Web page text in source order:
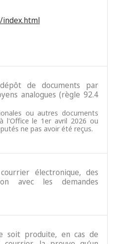
de documents par
analogues (règle 92.4
ou autres documents
l'Office le 1er avril 2026 ou
ne pas avoir été reçus.
électronique, des
avec les demandes
soit produite, en cas de